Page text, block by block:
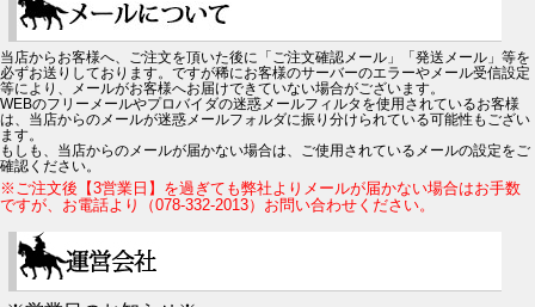
当店からお客様へ、ご注文を頂いた後に「ご注文確認メール」「発送メール」等を
必ずお送りしております。ですが稀にお客様のサーバーのエラーやメール受信設定
等により、メールがお客様へお届けできていない場合がございます。
WEBのフリーメールやプロバイダの迷惑メールフィルタを使用されているお客様
は、当店からのメールが迷惑メールフォルダに振り分けられている可能性もござい
ます。
もしも、当店からのメールが届かない場合は、ご使用されているメールの設定をご
確認ください。
※ご注文後【3営業日】を過ぎても弊社よりメールが届かない場合はお手数
ですが、お電話より（078-332-2013）お問い合わせください。